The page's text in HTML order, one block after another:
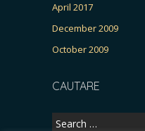
April 2017
December 2009
October 2009
CAUTARE
Search